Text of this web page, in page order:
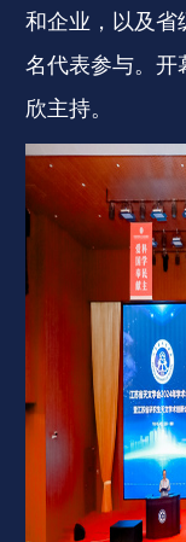
和企业，以及省
名代表参与。开
欣主持。